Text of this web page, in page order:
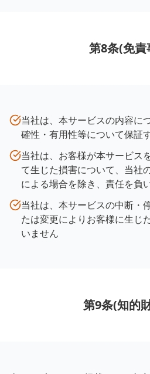
第8条(免責
当社は、本サービスの内容に
確性・有用性等について保証
当社は、お客様が本サービス
て生じた損害について、当社
による場合を除き、責任を負
当社は、本サービスの中断・
たは変更によりお客様に生じ
いません
第9条(知的